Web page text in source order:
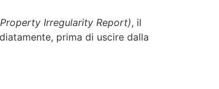
Property Irregularity Report), il
prima di uscire dalla